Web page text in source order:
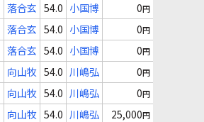
落合玄 54.0 小国博 0円
落合玄 54.0 小国博 0円
落合玄 54.0 小国博 0円
向山牧 54.0 川嶋弘 0円
向山牧 54.0 川嶋弘 0円
向山牧 54.0 川嶋弘 25,000円